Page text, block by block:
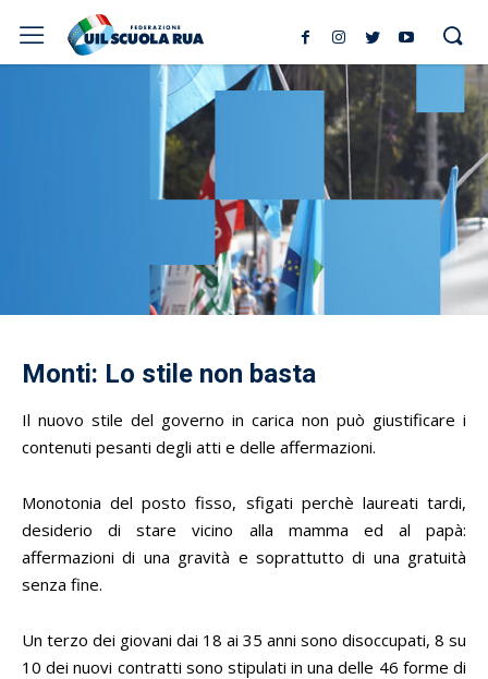
Monti: Lo stile non basta
Il nuovo stile del governo in carica non può giustificare i
contenuti pesanti degli atti e delle affermazioni.
Monotonia del posto fisso, sfigati perchè laureati tardi,
desiderio di stare vicino alla mamma ed al papà:
affermazioni di una gravità e soprattutto di una gratuità
senza fine.
Un terzo dei giovani dai 18 ai 35 anni sono disoccupati, 8 su
10 dei nuovi contratti sono stipulati in una delle 46 forme di